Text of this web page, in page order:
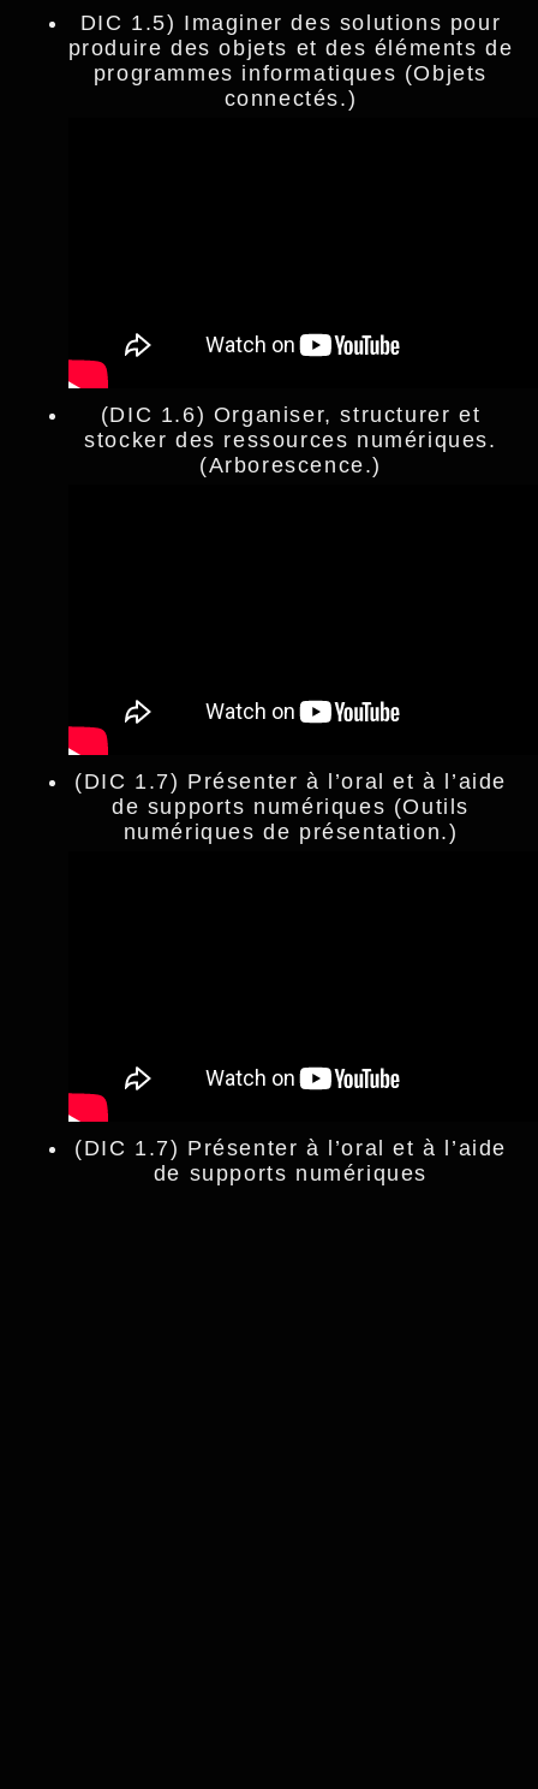
DIC 1.5) Imaginer des solutions pour
produire des objets et des éléments de
programmes informatiques (Objets
connectés.)
(DIC 1.6) Organiser, structurer et
stocker des ressources numériques.
(Arborescence.)
(DIC 1.7) Présenter à l’oral et à l’aide
de supports numériques (Outils
numériques de présentation.)
(DIC 1.7) Présenter à l’oral et à l’aide
de supports numériques